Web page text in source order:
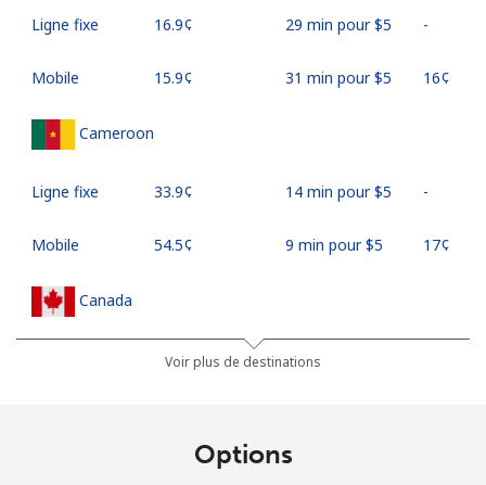
Ligne fixe ⁦16.9¢⁩ 29 min pour ⁦$5⁩ -
Mobile ⁦15.9¢⁩ 31 min pour ⁦$5⁩ ⁦16¢⁩
Cameroon
Ligne fixe ⁦33.9¢⁩ 14 min pour ⁦$5⁩ -
Mobile ⁦54.5¢⁩ 9 min pour ⁦$5⁩ ⁦17¢⁩
Canada
⁦1.5¢⁩
333 min pour
Voir plus de destinations
Options